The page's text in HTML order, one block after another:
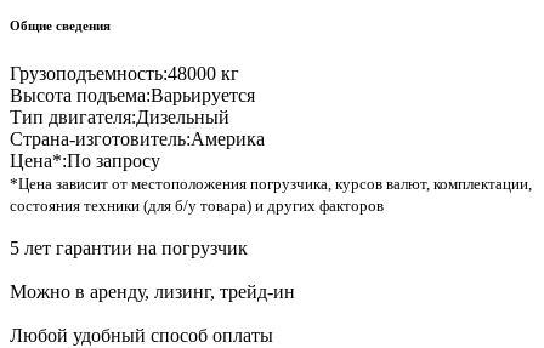
Общие сведения
Грузоподъемность:48000 кг
Высота подъема:Варьируется
Тип двигателя:Дизельный
Страна-изготовитель:Америка
Цена*:По запросу
*Цена зависит от местоположения погрузчика, курсов валют, комплектации,
состояния техники (для б/у товара) и других факторов
5 лет гарантии на погрузчик
Можно в аренду, лизинг, трейд-ин
Любой удобный способ оплаты